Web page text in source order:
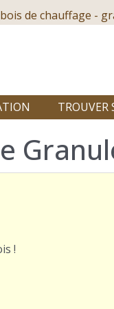
de chauffage -
TROUVER
!